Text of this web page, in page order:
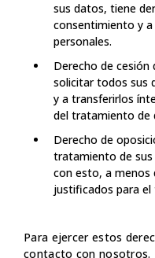
sus datos, tiene
consentimiento y
personales.
Derecho de cesión
solicitar todos sus
y a transferirlos
del tratamiento de
Derecho de
tratamiento de
con esto, a menos
justificados para
Para ejercer estos
contacto con nosotros.